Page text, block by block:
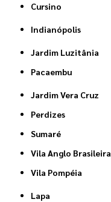
Cursino
Indianópolis
Jardim Luzitânia
Pacaembu
Jardim Vera Cruz
Perdizes
Sumaré
Vila Anglo Brasileira
Vila Pompéia
Lapa